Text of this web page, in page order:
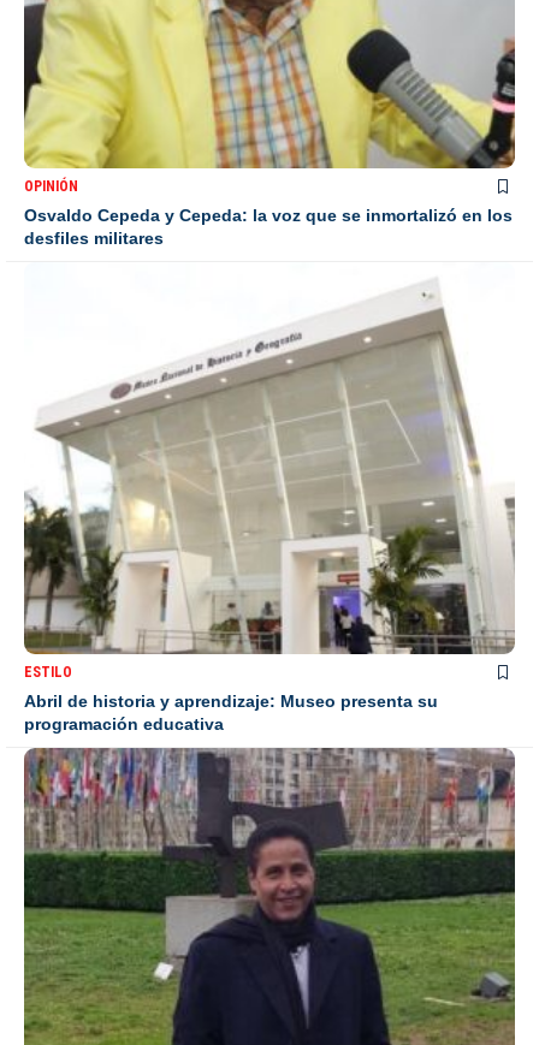
OPINIÓN
Osvaldo Cepeda y Cepeda: la voz que se inmortalizó en los
desfiles militares
ESTILO
Abril de historia y aprendizaje: Museo presenta su
programación educativa